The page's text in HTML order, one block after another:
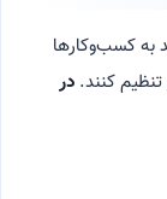
به کسب‌وکارها
کنند. در